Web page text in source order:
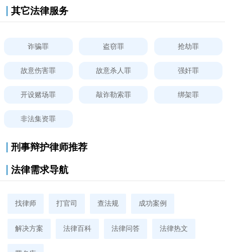
其它法律服务
诈骗罪 盗窃罪 抢劫罪
故意伤害罪 故意杀人罪 强奸罪
开设赌场罪 敲诈勒索罪 绑架罪
非法集资罪
刑事辩护律师推荐
法律需求导航
找律师 打官司 查法规 成功案例
解决方案 法律百科 法律问答 法律热文